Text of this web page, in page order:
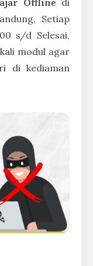
Offline di
Setiap
s/d Selesai,
modul agar
di kediaman